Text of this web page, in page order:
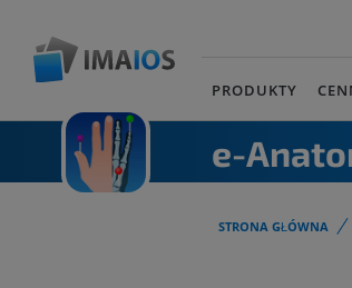
PRODUKTY
e-
STRONA GŁÓWNA